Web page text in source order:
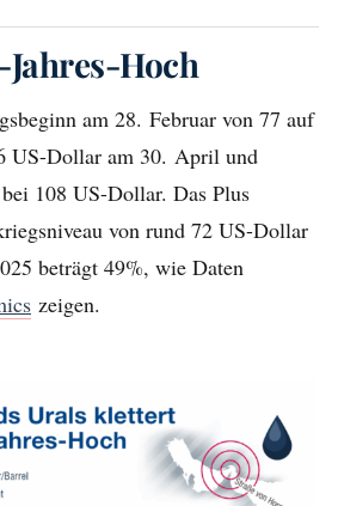
Hoch
am 28. Februar von 77 auf
US-Dollar am 30. April und
108 US-Dollar. Das Plus
von rund 72 US-Dollar
beträgt 49%, wie Daten
zeigen.